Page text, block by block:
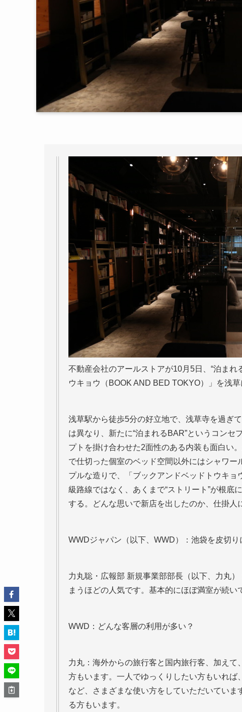
不動産会社のアールストアが10月5日、“泊ま
ウキョウ（BOOK AND BED TOKYO）」を浅草
浅草駅から徒歩5分の好立地で、浅草寺を過ぎ
は異なり、新たに“泊まれるBAR”というコンセ
プトを掛け合わせた2面性のある内装も面白い
で仕切った個室のベッド空間以外にはシャワ
プルな造りで、「ブックアンドベッドトウキ
級路線ではなく、あくまで“ストリート”が根底
する。どんな思いで新店を出したのか、仕掛人
WWDジャパン（以下、WWD）：池袋を皮切
力丸聡・広報部 新規事業部部長（以下、力丸
まうほどの人気です。基本的にほぼ満室が続い
WWD：どんな客層の利用が多い？
力丸：海外からの旅行客と国内旅行客、加え
方もいます。一人でゆっくりしたい方もいれ
など、さまざまな使い方をしていただいてい
る方もいます。